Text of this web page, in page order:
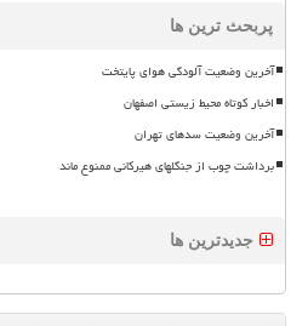
پربحث ترین ها
آخرین وضعیت آلودگی هوای پایتخت
اخبار کوتاه محیط زیستی اصفهان
آخرین وضعیت سدهای تهران
برداشت چوب از جنگلهای هیرکانی ممنوع ماند
جدیدترین ها